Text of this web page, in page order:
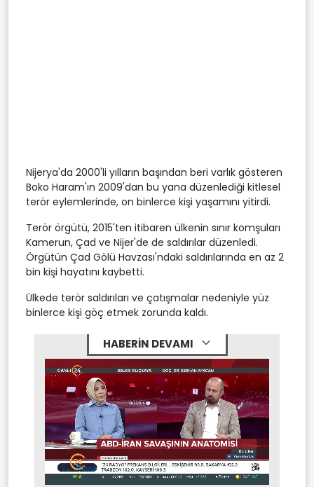
Nijerya'da 2000'li yılların başından beri varlık gösteren
Boko Haram'ın 2009'dan bu yana düzenlediği kitlesel
terör eylemlerinde, on binlerce kişi yaşamını yitirdi.
Terör örgütü, 2015'ten itibaren ülkenin sınır komşuları
Kamerun, Çad ve Nijer'de de saldırılar düzenledi.
Örgütün Çad Gölü Havzası'ndaki saldırılarında en az 2
bin kişi hayatını kaybetti.
Ülkede terör saldırıları ve çatışmalar nedeniyle yüz
binlerce kişi göç etmek zorunda kaldı.
HABERİN DEVAMI
Mute Stream